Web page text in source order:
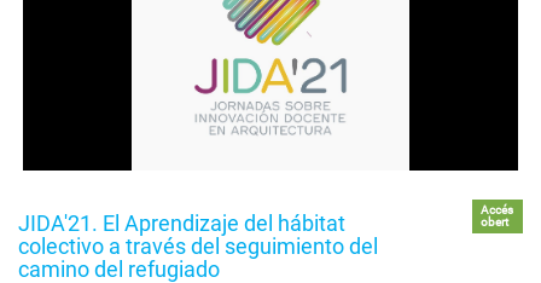
JIDA'21. El Aprendizaje del hábitat
colectivo a través del seguimiento del
camino del refugiado
Accés
obert